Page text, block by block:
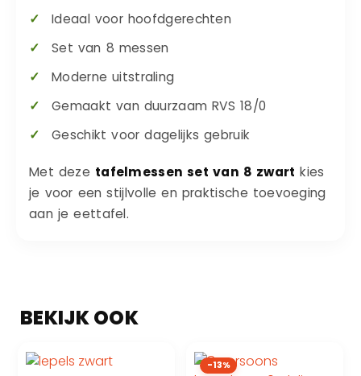
Ideaal voor hoofdgerechten
Set van 8 messen
Moderne uitstraling
Gemaakt van duurzaam RVS 18/0
Geschikt voor dagelijks gebruik
Met deze tafelmessen set van 8 zwart kies
je voor een stijlvolle en praktische toevoeging
aan je eettafel.
-13%